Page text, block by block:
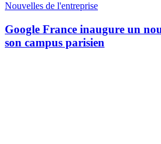
Nouvelles de l'entreprise
Google France inaugure un
son campus parisien